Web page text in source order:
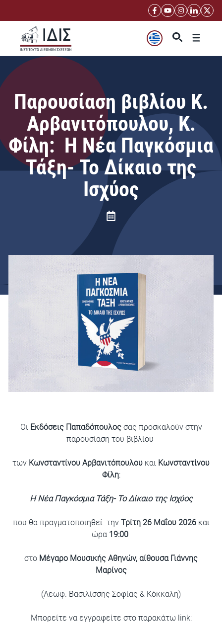
περιεχόμενο
Μενού
Παρουσίαση βιβλίου Κ.
Αρβανιτόπουλου, Κ.
Φίλη: Η Νέα Παγκόσμια
Τάξη- Το Δίκαιο της
Ισχύος
Οι Εκδόσεις Παπαδόπουλοςσας προσκαλούν στην
παρουσίαση του βιβλίου
των Κωνσταντίνου Αρβανιτόπουλου και Κωνσταντίνου
Φίλη:
Η Νέα Παγκόσμια Τάξη- Το Δίκαιο της Ισχύος
που θα πραγματοποιηθεί την Τρίτη 26 Μαΐου 2026και
ώρα 19:00
στο Μέγαρο Μουσικής Αθηνών, αίθουσα Γιάννης
Μαρίνος
(Λεωφ. Βασιλίσσης Σοφίας & Κόκκαλη)
Μπορείτε να εγγραφείτε στο παρακάτω link: